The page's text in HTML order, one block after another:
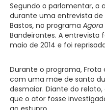
Segundo o parlamentar, a
durante uma entrevista de
Bastos, no programa Agora
Bandeirantes. A entrevista
maio de 2014 e foi
Durante o programa,
com uma mãe de santo
desmaiar. Diante do
que o ator fosse